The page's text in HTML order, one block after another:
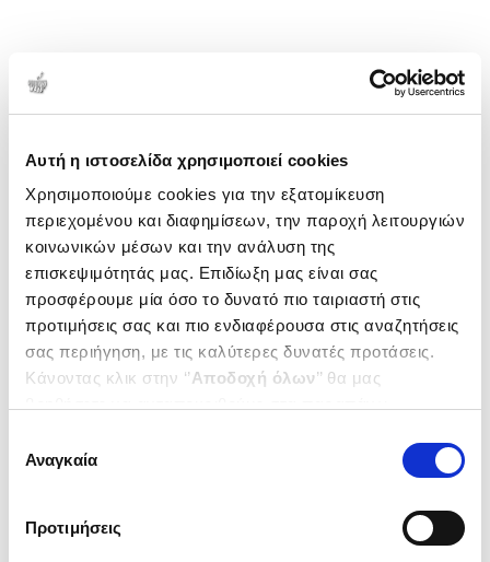
Αυτή η ιστοσελίδα χρησιμοποιεί cookies
Χρησιμοποιούμε cookies για την εξατομίκευση
περιεχομένου και διαφημίσεων, την παροχή λειτουργιών
κοινωνικών μέσων και την ανάλυση της
επισκεψιμότητάς μας. Επιδίωξη μας είναι σας
προσφέρουμε μία όσο το δυνατό πιο ταιριαστή στις
προτιμήσεις σας και πιο ενδιαφέρουσα στις αναζητήσεις
σας περιήγηση, με τις καλύτερες δυνατές προτάσεις.
Κάνοντας κλικ στην ‘’Αποδοχή όλων’’ θα μας
ενδιαφέρουν και να επιλέξετε από τα παρακάτω με την
΄΄και να ενημερωθείτε σχετικά με
συγκατάθεσης
Αναγκαία
Προτιμήσεις